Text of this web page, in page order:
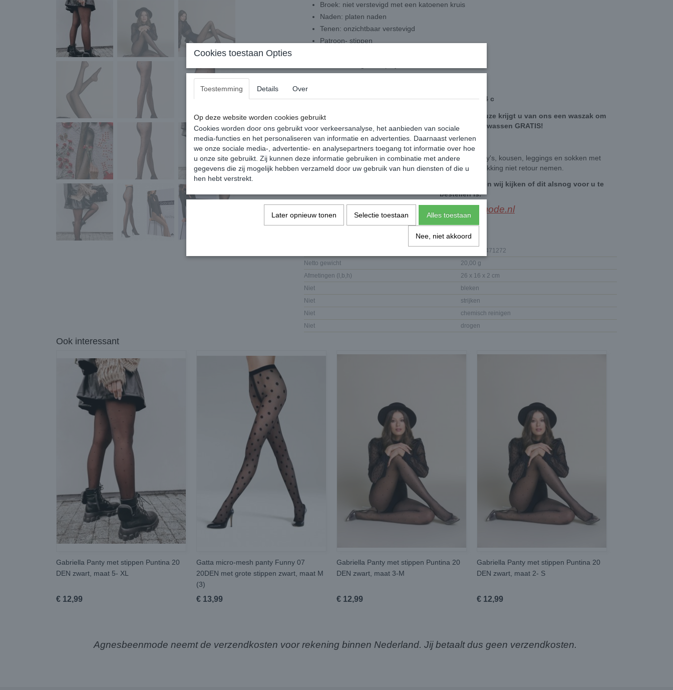
Broek: niet verstevigd met een katoenen kruis
Naden: platen naden
Tenen: onzichtbaar verstevigd
Patroon- stippen
Maat- 4- LLengte: 170-176 / Heupomtrek: 100-104 c
Actie: Bij afnamen van minimaal 3 producten naar keuze krijgt u van ons een waszak om
panty’s, pantysokken en ondergoed veilig te kunnen wassen GRATIS!
Dit artikel mag NIET gepast worden.
Agnes Beenmode kan helaas uit hygiënisch oogpunt panty's, kousen, leggings en sokken met
verbroken en/of beschadigde verzegelingen van de verpakking niet retour nemen.
Kan u uw artikel niet vinden stuur een berichtje, en wij kijken of dit alsnog voor u te
bestellen is.
info@agnesbeenmode.nl
9509644471272
Netto gewicht
20,00 g
Afmetingen (l,b,h)
26 x 16 x 2 cm
Niet
bleken
Niet
strijken
Niet
chemisch reinigen
Niet
drogen
Ook interessant
Gabriella Panty met stippen Puntina 20
DEN zwart, maat 5- XL
€ 12,99
Gatta micro-mesh panty Funny 07
20DEN met grote stippen zwart, maat M
(3)
€ 13,99
Gabriella Panty met stippen Puntina 20
DEN zwart, maat 3-M
€ 12,99
Gabriella Panty met stippen Puntina 20
DEN zwart, maat 2- S
€ 12,99
Agnesbeenmode neemt de verzendkosten voor rekening binnen Nederland. Jij betaalt dus geen verzendkosten.
Cookies toestaan Opties
Toestemming Details Over
Op deze website worden cookies gebruikt
Cookies worden door ons gebruikt voor verkeersanalyse, het aanbieden van sociale
media-functies en het personaliseren van informatie en advertenties. Daarnaast verlenen
we onze sociale media-, advertentie- en analysepartners toegang tot informatie over hoe
u onze site gebruikt. Zij kunnen deze informatie gebruiken in combinatie met andere
gegevens die zij mogelijk hebben verzameld door uw gebruik van hun diensten of die u
hen hebt verstrekt.
Later opnieuw tonen Selectie toestaan Alles toestaan
Nee, niet akkoord